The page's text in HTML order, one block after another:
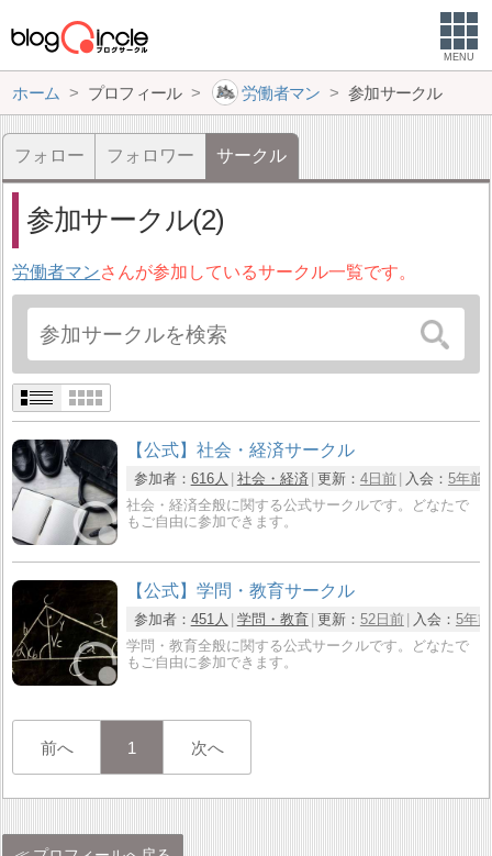
MENU
ホーム プロフィール 労働者マン 参加サークル
フォロー フォロワー サークル
参加サークル(2)
労働者マンさんが参加しているサークル一覧です。
【公式】社会・経済サークル
参加者： 616人 社会・経済 更新： 4日前 入会： 5年前
社会・経済全般に関する公式サークルです。どなたで
もご自由に参加できます。
【公式】学問・教育サークル
参加者： 451人 学問・教育 更新： 52日前 入会： 5年前
学問・教育全般に関する公式サークルです。どなたで
もご自由に参加できます。
前へ 1 次へ